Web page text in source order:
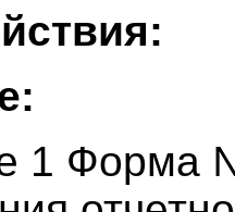
1 Форма